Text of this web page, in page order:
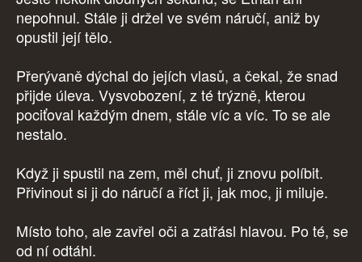
nepohnul. Stále ji držel ve svém náručí, aniž by
opustil její tělo.
Přerývaně dýchal do jejích vlasů, a čekal, že snad
přijde úleva. Vysvobození, z té trýzně, kterou
pociťoval každým dnem, stále víc a víc. To se ale
nestalo.
Když ji spustil na zem, měl chuť, ji znovu políbit.
Přivinout si ji do náručí a říct ji, jak moc, ji miluje.
Místo toho, ale zavřel oči a zatřásl hlavou. Po té, se
od ní odtáhl.